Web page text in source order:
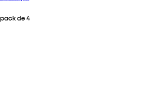
de 4